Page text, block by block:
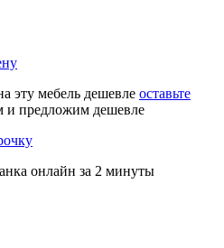
эту мебель дешевле оставьте
и предложим дешевле
онлайн за 2 минуты